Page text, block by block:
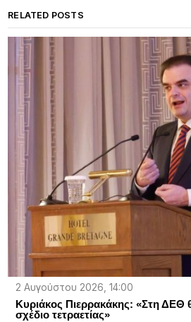
RELATED POSTS
2 Αυγούστου 2026, 14:00
Κυριάκος Πιερρακάκης: «Στη ΔΕΘ
σχέδιο τετραετίας»